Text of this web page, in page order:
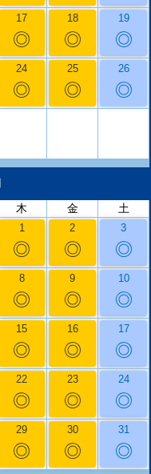
17
◎
18
◎
19
◎
24
◎
25
◎
26
◎
木 金 土
1
◎
2
◎
3
◎
8
◎
9
◎
10
◎
15
◎
16
◎
17
◎
22
◎
23
◎
24
◎
29
◎
30
◎
31
◎